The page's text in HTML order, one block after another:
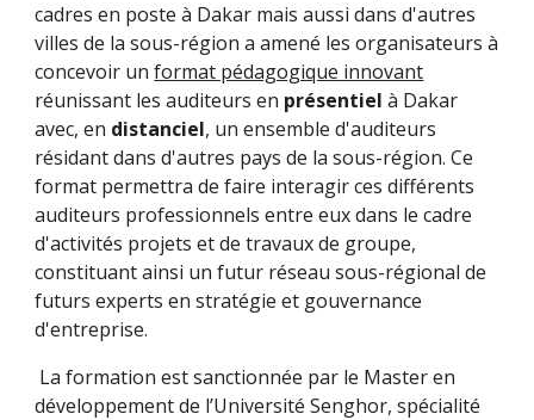
cadres en poste à Dakar mais aussi dans d'autres
villes de la sous-région a amené les organisateurs à
concevoir unformat pédagogique innovant
réunissant les auditeurs en présentielà Dakar
avec, en distanciel, un ensemble d'auditeurs
résidant dans d'autres pays de la sous-région. Ce
format permettra de faire interagir ces différents
auditeurs professionnels entre eux dans le cadre
d'activités projets et de travaux de groupe,
constituant ainsi un futur réseau sous-régional de
futurs experts en stratégie et gouvernance
d'entreprise.
La formation est sanctionnée par le Master en
développement de l’Université Senghor, spécialité